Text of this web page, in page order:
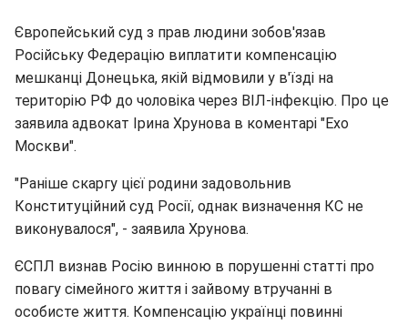
Європейський суд з прав людини зобов'язав
Російську Федерацію виплатити компенсацію
мешканці Донецька, якій відмовили у в'їзді на
територію РФ до чоловіка через ВІЛ-інфекцію. Про це
заявила адвокат Ірина Хрунова в коментарі "Ехо
Москви".
"Раніше скаргу цієї родини задовольнив
Конституційний суд Росії, однак визначення КС не
виконувалося", - заявила Хрунова.
ЄСПЛ визнав Росію винною в порушенні статті про
повагу сімейного життя і зайвому втручанні в
особисте життя. Компенсацію українці повинні